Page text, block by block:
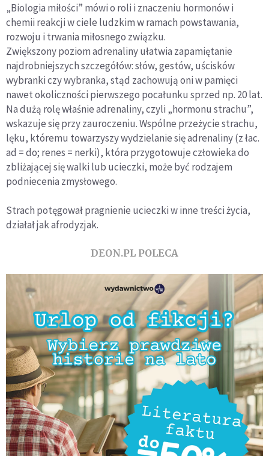
„Biologia miłości” mówi o roli i znaczeniu hormonów i
chemii reakcji w ciele ludzkim w ramach powstawania,
rozwoju i trwania miłosnego związku.
Zwiększony poziom adrenaliny ułatwia zapamiętanie
najdrobniejszych szczegółów: słów, gestów, uścisków
wybranki czy wybranka, stąd zachowują oni w pamięci
nawet okoliczności pierwszego pocałunku sprzed np. 20 lat.
Na dużą rolę właśnie adrenaliny, czyli „hormonu strachu”,
wskazuje się przy zauroczeniu. Wspólne przeżycie strachu,
lęku, któremu towarzyszy wydzielanie się adrenaliny (z łac.
ad = do; renes = nerki), która przygotowuje człowieka do
zbliżającej się walki lub ucieczki, może być rodzajem
podniecenia zmysłowego.
Strach potęgował pragnienie ucieczki w inne treści życia,
działał jak afrodyzjak.
DEON.PL POLECA